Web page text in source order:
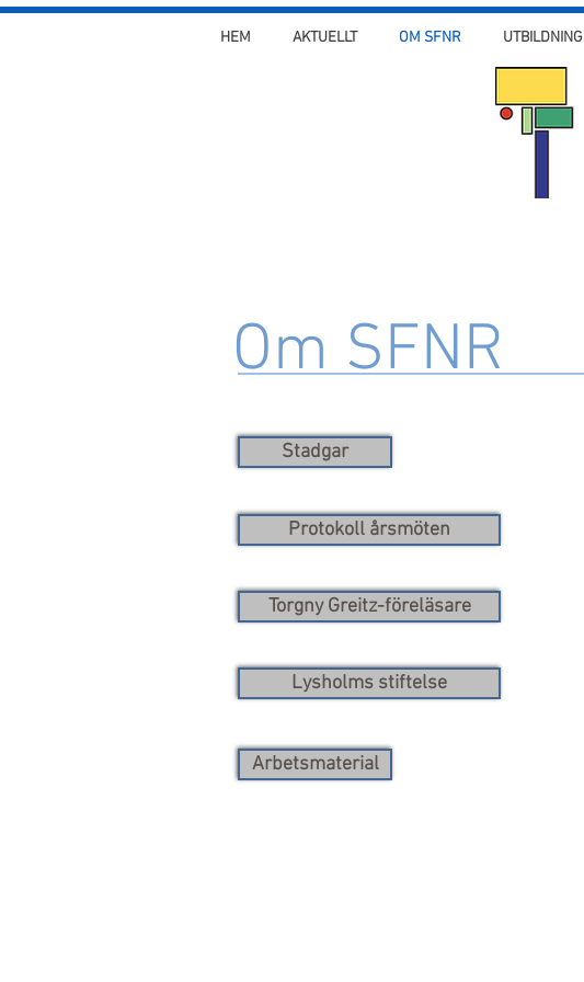
HEM AKTUELLT OM SFNR UTBILDNING
Om SFNR
Stadgar
Protokoll årsmöten
Torgny Greitz-föreläsare
Lysholms stiftelse
Arbetsmaterial